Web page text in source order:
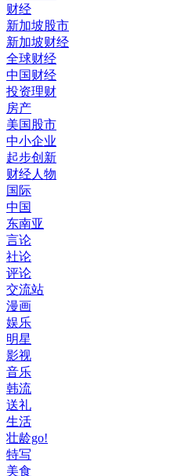
财经
新加坡股市
新加坡财经
全球财经
中国财经
投资理财
房产
美国股市
中小企业
起步创新
财经人物
国际
中国
东南亚
言论
社论
评论
交流站
漫画
娱乐
明星
影视
音乐
韩流
送礼
生活
壮龄go!
特写
美食